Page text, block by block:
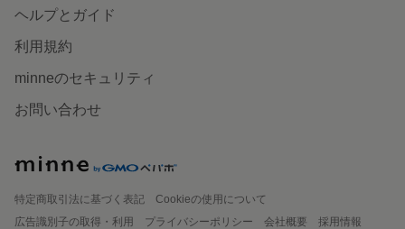
ヘルプとガイド
利用規約
minneのセキュリティ
お問い合わせ
特定商取引法に基づく表記
Cookieの使用について
広告識別子の取得・利用
プライバシーポリシー 会社概要
採用情報